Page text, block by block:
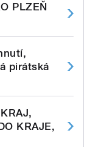
PLZEŇ
pirátská
KRAJE,